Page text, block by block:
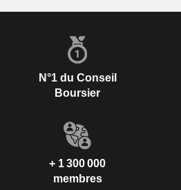
N°1 du Conseil
Boursier
+ 1 300 000
membres